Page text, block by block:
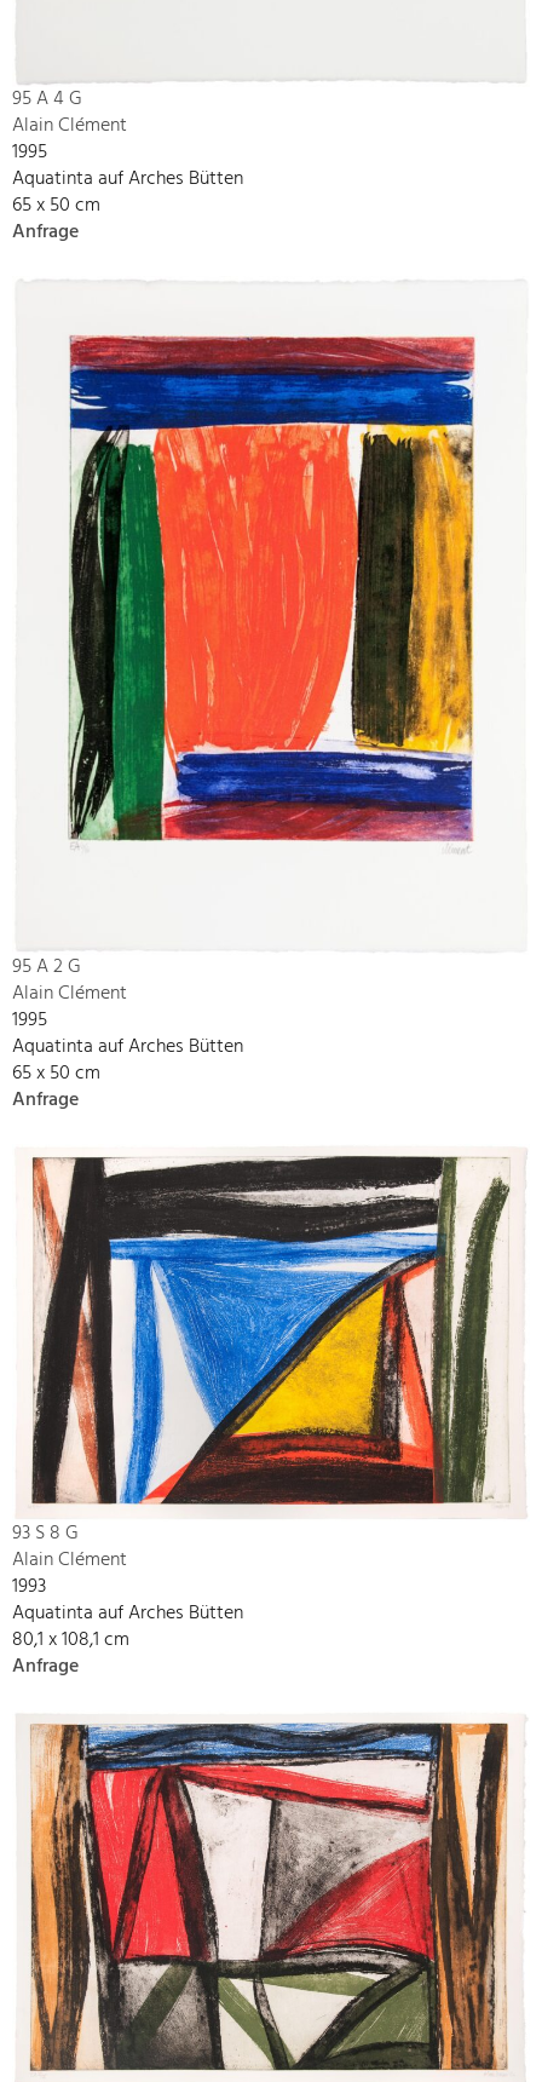
95 A 4 G
Alain Clément
1995
Aquatinta auf Arches Bütten
65 x 50 cm
Anfrage
95 A 2 G
Alain Clément
1995
Aquatinta auf Arches Bütten
65 x 50 cm
Anfrage
93 S 8 G
Alain Clément
1993
Aquatinta auf Arches Bütten
80,1 x 108,1 cm
Anfrage